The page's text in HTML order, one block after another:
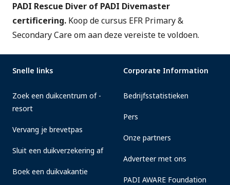
PADI Rescue Diver of PADI Divemaster
certificering. Koop de cursus EFR Primary &
Secondary Careom aan deze vereiste te voldoen.
Snelle links
Zoek een duikcentrum of -
resort
Vervang je brevetpas
Sluit een duikverzekering af
Boek een duikvakantie
Corporate Information
Bedrijfsstatistieken
Pers
Onze partners
Adverteer met ons
PADI AWARE Foundation